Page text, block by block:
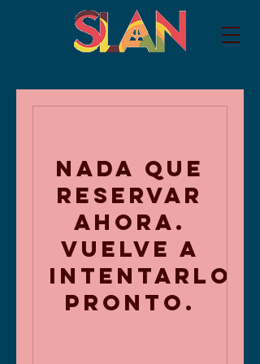
Nada que
reservar
ahora.
Vuelve a
intentarlo
pronto.